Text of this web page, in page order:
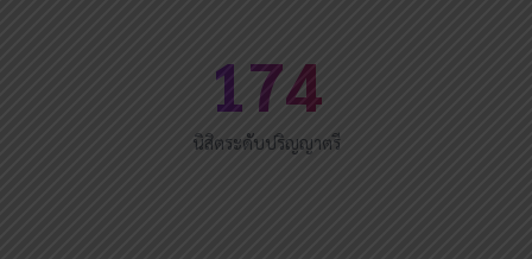
174
นิสิตระดับปริญญาตรี